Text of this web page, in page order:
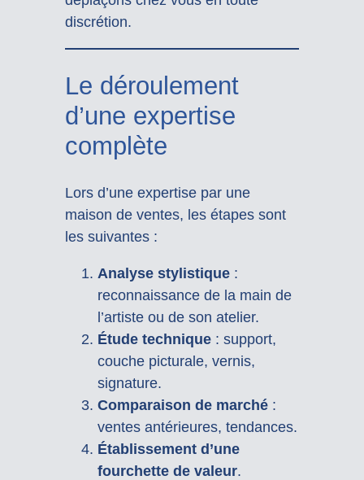
discrétion.
Le déroulement
d’une expertise
complète
Lors d’une expertise par une
maison de ventes, les étapes sont
les suivantes :
Analyse stylistique:
reconnaissance de la main de
l’artiste ou de son atelier.
Étude technique: support,
couche picturale, vernis,
signature.
Comparaison de marché:
ventes antérieures, tendances.
Établissement d’une
fourchette de valeur.